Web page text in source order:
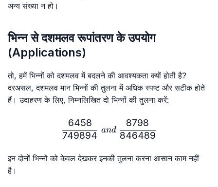
अन्य संख्या न हो।
भिन्न से दशमलव रूपांतरण के उपयोग
(Applications)
तो, हमें भिन्नों को दशमलव में बदलने की आवश्यकता क्यों होती है?
दरअसल, दशमलव मान भिन्नों की तुलना में अधिक स्पष्ट और सटीक होते
हैं। उदाहरण के लिए, निम्नलिखित दो भिन्नों की तुलना करें:
\frac{6458}{749894} \
749894
6458
and 846489
8798
इन दोनों भिन्नों को केवल देखकर इनकी तुलना करना आसान काम नहीं
है।